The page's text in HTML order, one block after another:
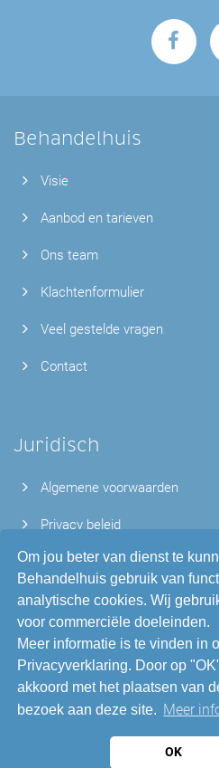
Om jou beter van dienst te
Behandelhuis gebruik van
analytische cookies. Wij
voor commerciële doeleinden.
Meer informatie is te vinden in
Privacyverklaring. Door op
akkoord met het plaatsen van
bezoek aan deze site. Meer
OK
Behandelhuis
Visie
Aanbod en tarieven
Ons team
Klachtenformulier
Veel gestelde vragen
Contact
Juridisch
Algemene voorwaarden
Privacy beleid
Wachttijden